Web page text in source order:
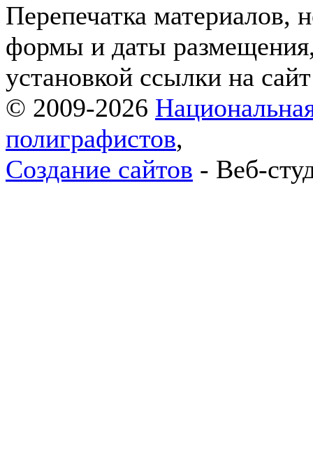
Перепечатка материалов,
формы и даты
установкой ссылки на
© 2009-2026
полиграфистов,
Создание сайтов - Веб-